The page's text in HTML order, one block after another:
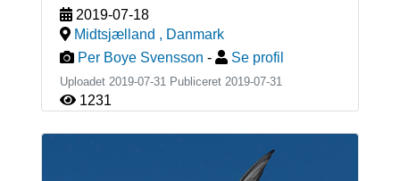
2019-07-18
Midtsjælland , Danmark
Per Boye Svensson - Se profil
Uploadet 2019-07-31 Publiceret 2019-07-31
1231